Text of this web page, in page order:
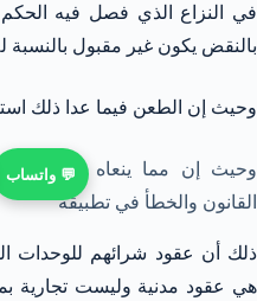
في النزاع الذي فصل فيه
بالنقض يكون غير مقبول بالنسبة
وحيث إن الطعن فيما عدا ذلك
وحيث إن مما ينعاه
القانون والخطأ في تطبيقه
ذلك أن عقود شرائهم للوحدات
💬 واتساب